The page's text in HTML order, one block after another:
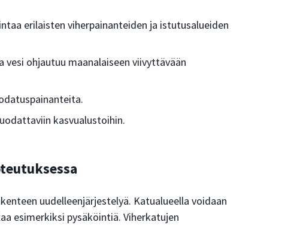
erilaisten viherpainanteiden ja istutusalueiden
ohjautuu maanalaiseen viivyttävään
kasvualustoihin.
uudelleenjärjestelyä. Katualueella voidaan
esimerkiksi pysäköintiä. Viherkatujen